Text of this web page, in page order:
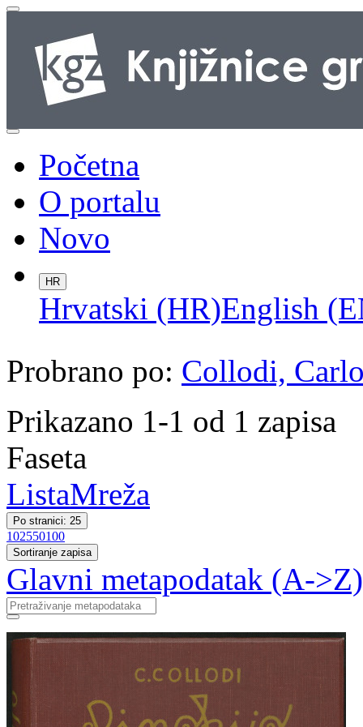
Početna
O portalu
Novo
HR
Hrvatski (HR)English
Probrano po: Collodi,
Prikazano 1-1 od 1 zapisa
Faseta
ListaMreža
Po stranici: 25
102550100
Sortiranje zapisa
Glavni metapodatak (A->Z)